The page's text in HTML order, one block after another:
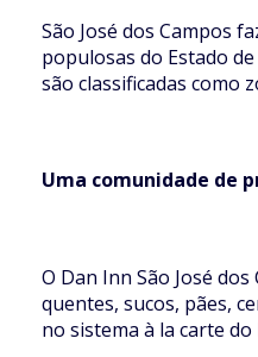
São José dos Campos
populosas do Estado
são classificadas como
Uma comunidade de
O Dan Inn São José
quentes, sucos, pães,
no sistema à la carte